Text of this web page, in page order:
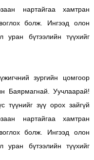
нартайгаа хамтран
болж. Ингээд олон
уран бүтээлийн түүхийг
зургийн цомгоор
Баярмагнай. Уучлаарай!
түүнийг зүү орох зайгүй
нартайгаа хамтран
болж. Ингээд олон
уран бүтээлийн түүхийг